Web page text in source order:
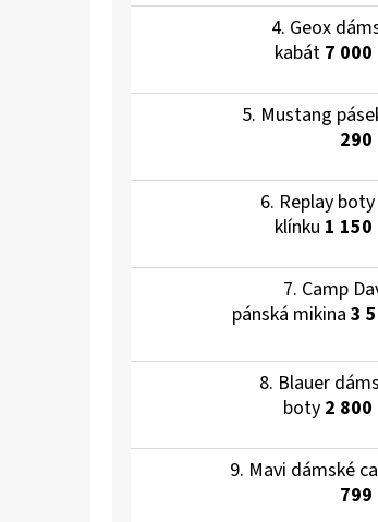
Geox
kabát 7 000
Mustang
290
Replay
klínku 1 150
Camp
pánská mikina 3
Blauer
boty 2 800
Mavi dámské
799